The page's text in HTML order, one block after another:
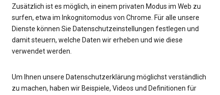
Zusätzlich ist es möglich, in einem privaten Modus im Web zu
surfen, etwa im Inkognitomodus von Chrome. Für alle unsere
Dienste können Sie Datenschutzeinstellungen festlegen und
damit steuern, welche Daten wir erheben und wie diese
verwendet werden.
Um Ihnen unsere Datenschutzerklärung möglichst verständlich
zu machen, haben wir Beispiele, Videos und Definitionen für